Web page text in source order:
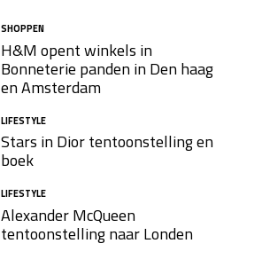
SHOPPEN
H&M opent winkels in
Bonneterie panden in Den haag
en Amsterdam
LIFESTYLE
Stars in Dior tentoonstelling en
boek
LIFESTYLE
Alexander McQueen
tentoonstelling naar Londen